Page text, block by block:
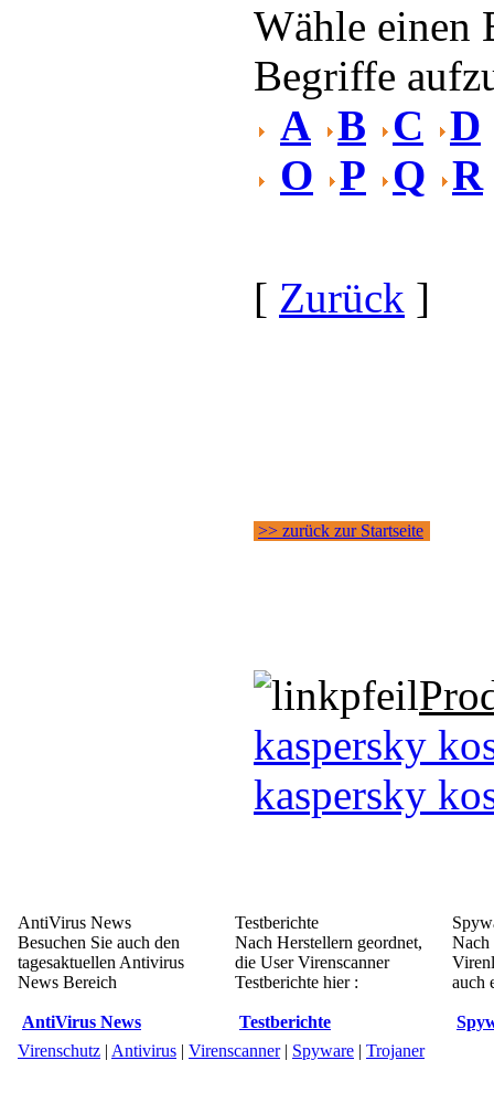
Wähle einen
Begriffe
A B C
D
O P Q R
[ Zurück ]
>> zurück zur Startseite
kaspersky
kaspersky
AntiVirus News
Besuchen Sie auch den
tagesaktuellen Antivirus
News Bereich
AntiVirus News
Testberichte
Nach Herstellern geordnet,
die User Virenscanner
Testberichte hier :
Testberichte
Nach
auch
Virenschutz | Antivirus | Virenscanner| Spyware | Trojaner